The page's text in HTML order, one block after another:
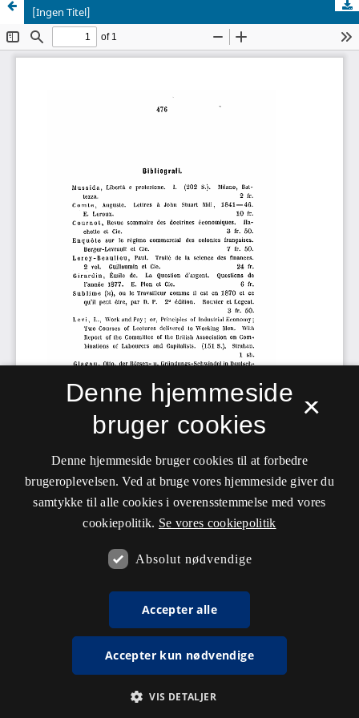
[Ingen Titel]
×
Denne hjemmeside
bruger cookies
Denne hjemmeside bruger cookies til at forbedre
brugeroplevelsen. Ved at bruge vores hjemmeside giver du
samtykke til alle cookies i overensstemmelse med vores
cookiepolitik. Se vores cookiepolitik
Absolut nødvendige
Accepter alle
Accepter kun nødvendige
VIS DETALJER